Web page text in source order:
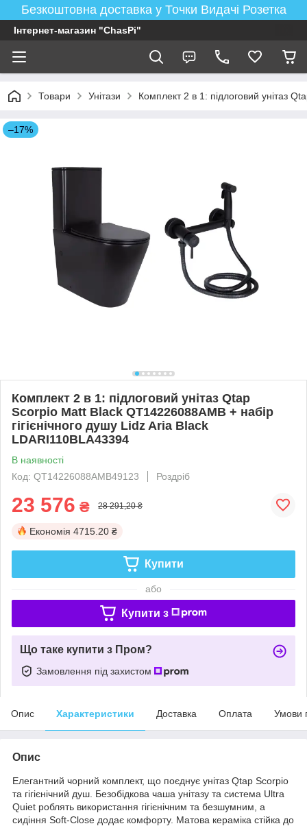
Безкоштовна доставка у Точки Видачі Розетка
Інтернет-магазин "ChasPi"
Товари Унітази Комплект 2 в 1: підлоговий унітаз
–17%
Комплект 2 в 1: підлоговий унітаз Qtap
Scorpio Matt Black QT14226088AMB + набір
гігієнічного душу Lidz Aria Black
LDARI110BLA43394
В наявності
Код: QT14226088AMB49123
Роздріб
23 576 ₴ 28 291,20 ₴
Економія 4715.20 ₴
Купити
або
Купити з
Що таке купити з Пром?
Замовлення під захистом
Опис Характеристики Доставка Оплата Умови
Опис
Елегантний чорний комплект, що поєднує унітаз Qtap Scorpio
та гігієнічний душ. Безобідкова чаша унітазу та система Ultra
Quiet роблять використання гігієнічним та безшумним, а
сидіння Soft-Close додає комфорту. Матова кераміка стійка до